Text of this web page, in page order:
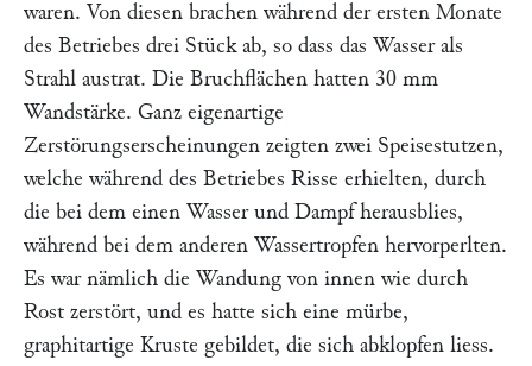
waren. Von diesen brachen während der ersten Monate
des Betriebes drei Stück ab, so dass das Wasser als
Strahl austrat. Die Bruchflächen hatten 30 mm
Wandstärke. Ganz eigenartige
Zerstörungserscheinungen zeigten zwei Speisestutzen,
welche während des Betriebes Risse erhielten, durch
die bei dem einen Wasser und Dampf herausblies,
während bei dem anderen Wassertropfen hervorperlten.
Es war nämlich die Wandung von innen wie durch
Rost zerstört, und es hatte sich eine mürbe,
graphitartige Kruste gebildet, die sich abklopfen liess.